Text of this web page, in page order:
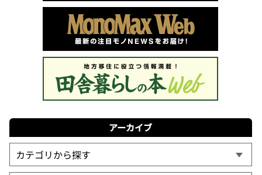
アーカイブ